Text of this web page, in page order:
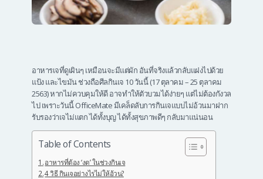
อาหารเจที่ดูเผินๆ เหมือนจะมีแต่ผัก อันที่จริงแล้วกลับแฝงไปด้วย
แป้ง และไขมัน ช่วงถือศีลกินเจ 10 วันนี้ (17 ตุลาคม – 25 ตุลาคม
2563) หากไม่ควบคุมให้ดี อาจทำให้ตัวบวมได้ง่ายๆ แต่ไม่ต้องกังวล
ไป เพราะวันนี้ OfficeMate มีเคล็ดลับการกินเจแบบไม่อ้วนมาฝาก
รับรองว่าเจไม่แตก ได้ทั้งบุญ ได้ทั้งสุขภาพดีๆ กลับมาแน่นอน
Table of Contents
อาหารที่ต้อง ‘งด’ ในช่วงกินเจ
4 วิธี กินเจอย่างไรไม่ให้อ้วน?